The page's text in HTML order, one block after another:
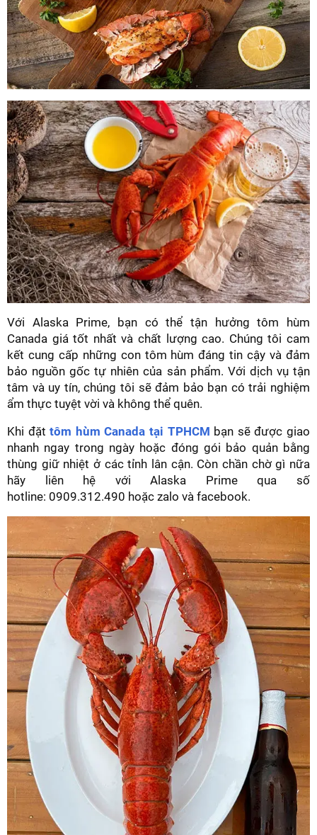
Với Alaska Prime, bạn có thể tận hưởng tôm hùm
Canada giá tốt nhất và chất lượng cao. Chúng tôi cam
kết cung cấp những con tôm hùm đáng tin cậy và đảm
bảo nguồn gốc tự nhiên của sản phẩm. Với dịch vụ tận
tâm và uy tín, chúng tôi sẽ đảm bảo bạn có trải nghiệm
ẩm thực tuyệt vời và không thể quên.
Khi đặttôm hùm Canada tại TPHCM bạn sẽ được giao
nhanh ngay trong ngày hoặc đóng gói bảo quản bằng
thùng giữ nhiệt ở các tỉnh lân cận. Còn chần chờ gì nữa
hãy liên hệ với Alaska Prime qua số
hotline: 0909.312.490 hoặc zalo và facebook.